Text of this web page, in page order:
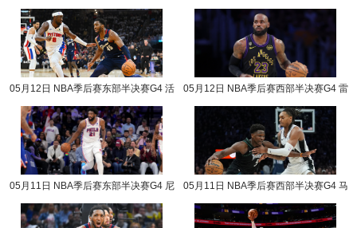
05月12日 NBA季后赛东部半决赛G4 活
05月12日 NBA季后赛西部半决赛G4 雷
05月11日 NBA季后赛东部半决赛G4 尼
05月11日 NBA季后赛西部半决赛G4 马